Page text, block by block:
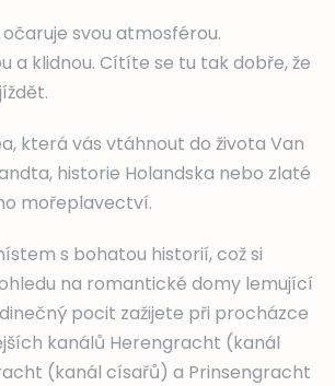
svou atmosférou.
a klidnou. Cítíte se tu tak dobře, že
která vás vtáhnout do života Van
historie Holandska nebo zlaté
mořeplavectví.
s bohatou historií, což si
na romantické domy lemující
pocit zažijete při procházce
kanálů Herengracht (kanál
(kanál císařů) a Prinsengracht